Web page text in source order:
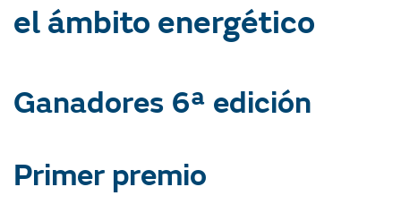
el ámbito energético
Ganadores 6ª edición
Primer premio